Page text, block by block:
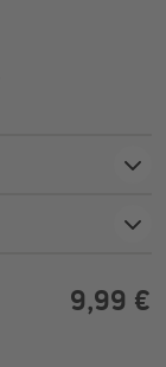
9,99 €